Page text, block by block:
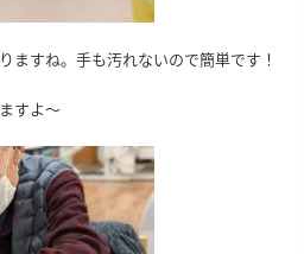
ますね。手も汚れないので簡単です！
すよ～